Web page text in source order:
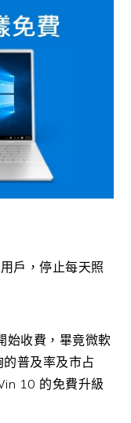
戶，停止每天照
始收費，畢竟微軟
普及率及市占
10 的免費升級